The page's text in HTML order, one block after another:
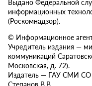
Выдано Федеральной
информационных
(Роскомнадзор).
© Информационное
Учредитель издания —
коммуникаций
Московская, д. 72).
Издатель — ГАУ СМИ СО